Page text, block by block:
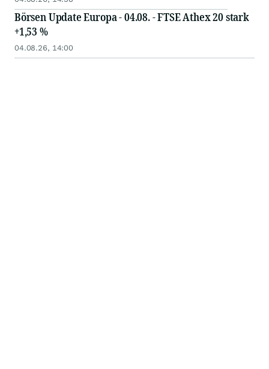
Börsen Update Europa - 04.08. - FTSE Athex 20 stark
+1,53 %
04.08.26, 14:00